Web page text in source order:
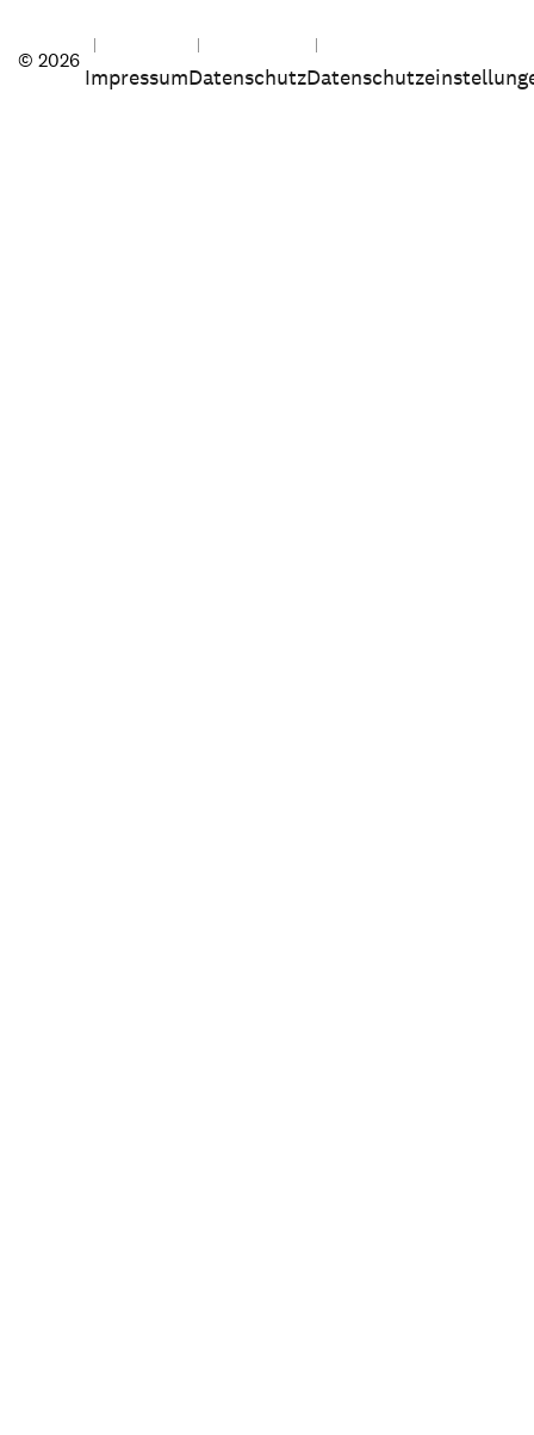
© 2026
ImpressumDatenschutz